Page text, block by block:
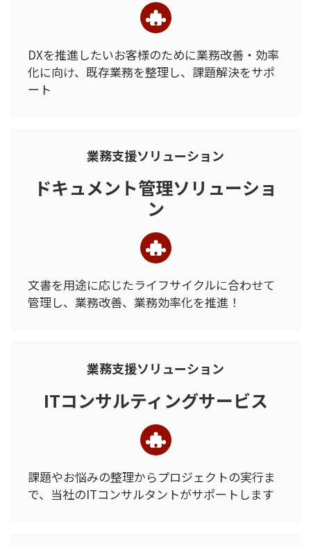
DXを推進したいお客様のために業務改善・効率
化に向け、 既存業務を整理し、課題解決をサポ
ート
業務支援ソリューション
ドキュメント管理ソリューショ
ン
文書を用途に応じたライフサイクルに合わせて
管理し、 業務改善、業務効率化を推進！
業務支援ソリューション
ITコンサルティングサービス
課題やお悩みの整理からプロジェクトの実行ま
で、 当社のITコンサルタントがサポートします